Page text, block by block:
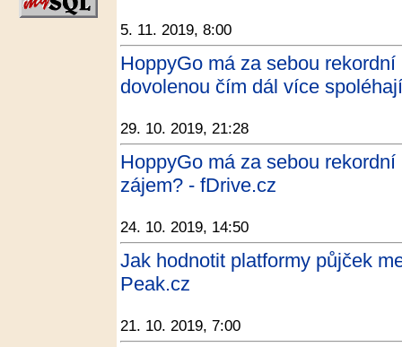
5. 11. 2019, 8:00
HoppyGo má za sebou
dovolenou čím dál více
29. 10. 2019, 21:28
HoppyGo má za sebou
zájem? - fDrive.cz
24. 10. 2019, 14:50
Jak hodnotit platformy půjček
Peak.cz
21. 10. 2019, 7:00